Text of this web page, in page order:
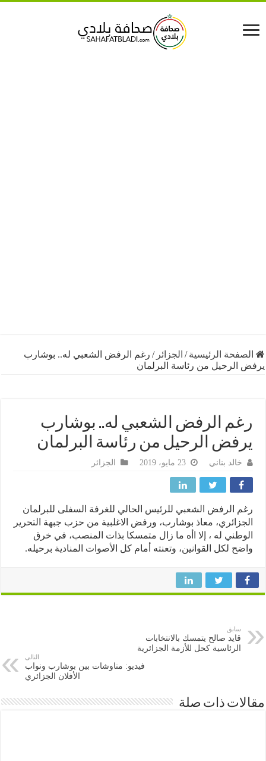
الرئيسية /الجزائر/رغم الرفض الشعبي له.. بوشارب
من رئاسة البرلمان
الرفض الشعبي له.. بوشارب
الرحيل من رئاسة البرلمان
خالد بناني الجزائر
الرفض الشعبي للرئيس الحالي للغرفة السفلى للبرلمان
معاذ بوشارب، ورفض الاغلبية من حزب جبهة التحرير
له ، إلا اأه ما زال متمسكا بذات المنصب، في خرق
لكل القوانين، وتعنته أمام كل الأصوات المنادية برحيله.
قايد صالح يتمسك بالانتخابات
الرئاسية كحل للأزمة الجزائرية
فيديو: مناوشات بين بوشارب ونواب
الأفلان الجزائري
ذات صلة